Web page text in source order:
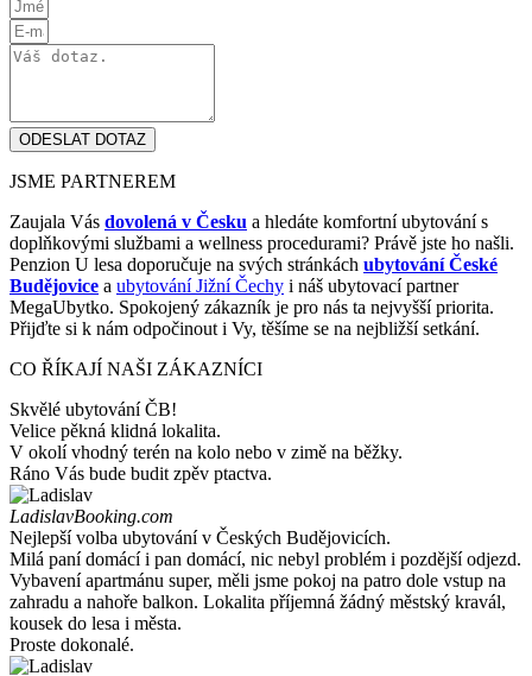
ODESLAT DOTAZ
JSME PARTNEREM
Zaujala Vás dovolená v Česku a hledáte komfortní ubytování s
doplňkovými službami a wellness procedurami? Právě jste ho našli.
Penzion U lesa doporučuje na svých stránkách ubytování České
Budějovice a ubytování Jižní Čechy i náš ubytovací partner
MegaUbytko. Spokojený zákazník je pro nás ta nejvyšší priorita.
Přijďte si k nám odpočinout i Vy, těšíme se na nejbližší setkání.
CO ŘÍKAJÍ NAŠI ZÁKAZNÍCI
Skvělé ubytování ČB!
Velice pěkná klidná lokalita.
V okolí vhodný terén na kolo nebo v zimě na běžky.
Ráno Vás bude budit zpěv ptactva.
LadislavBooking.com
Nejlepší volba ubytování v Českých Budějovicích.
Milá paní domácí i pan domácí, nic nebyl problém i pozdější odjezd.
Vybavení apartmánu super, měli jsme pokoj na patro dole vstup na
zahradu a nahoře balkon. Lokalita příjemná žádný městský kravál,
kousek do lesa i města.
Proste dokonalé.